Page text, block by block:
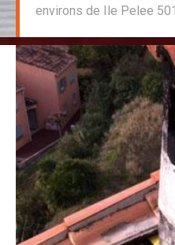
environs de Ile Pelee